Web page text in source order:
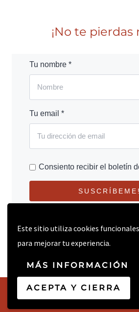
Este sitio utiliza cookies
para mejorar tu experiencia.
MÁS INFORMACIÓN
ACEPTA Y CIERRA
¡No te pierdas
Tu nombre *
Tu email *
Consiento recibir el boletín
SUSCRÍBEME!
© 2026